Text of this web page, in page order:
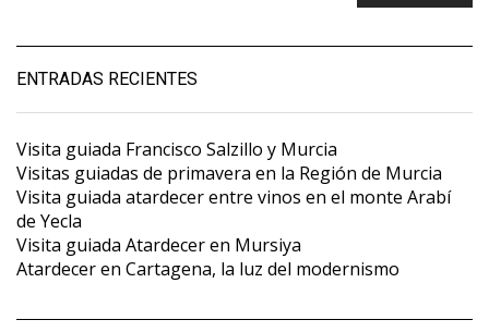
ENTRADAS RECIENTES
Visita guiada Francisco Salzillo y Murcia
Visitas guiadas de primavera en la Región de Murcia
Visita guiada atardecer entre vinos en el monte Arabí
de Yecla
Visita guiada Atardecer en Mursiya
Atardecer en Cartagena, la luz del modernismo